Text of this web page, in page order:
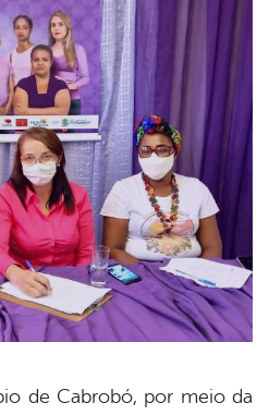
de Cabrobó, por meio da